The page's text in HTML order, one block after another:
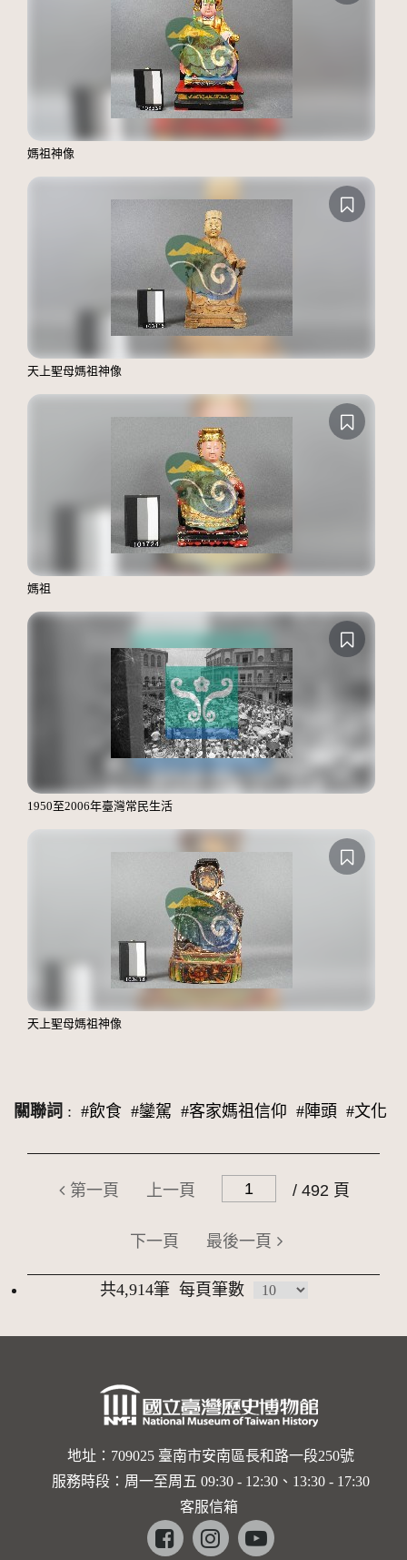
媽祖神像
天上聖母媽祖神像
媽祖
1950至2006年臺灣常民生活
天上聖母媽祖神像
關聯詞 : #飲食 #鑾駕 #客家媽祖信仰 #陣頭 #文化
第一頁 上一頁 / 492 頁
下一頁 最後一頁
共4,914筆 每頁筆數
地址：709025 臺南市安南區長和路一段250號
服務時段：周一至周五 09:30 - 12:30、13:30 - 17:30
客服信箱
Facebookinstagramyoutube